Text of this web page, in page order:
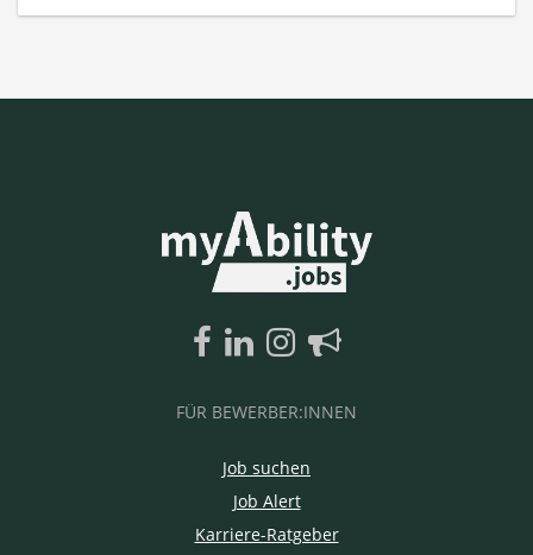
FÜR BEWERBER:INNEN
Job suchen
Job Alert
Karriere-Ratgeber